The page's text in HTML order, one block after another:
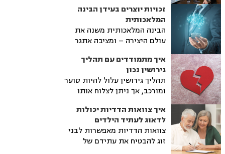
זכויות יוצרים בעידן הבינה
המלאכותית
הבינה המלאכותית משנה את
עולם היצירה – ומציבה אתגר
הקיימים. האם תוכן שנוצר על ידי
AI מוגן בזכויות יוצרים? מה הדין
ביצירות שמשלבות תוכן אנושי
ובינה מלאכותית? ומהם הסיכונים
המשפטיים של שימוש בכלים
אוטומטיים?
איך מתמודדים עם תהליך
גירושין נכון
תהליך גירושין עלול להיות סוער
ומורכב, אך ניתן לצלוח אותו
פועלים נכון. בכתבה תמצאו
הסברים על שלבי ההליך, חשיבות
הליווי המשפטי, והדרכים לשמור
על זכויותיכם מבלי לאבד את
איך צוואות הדדיות יכולות
לדאוג לעתיד הילדים
צוואות הדדיות מאפשרות לבני
זוג להבטיח את עתידם של